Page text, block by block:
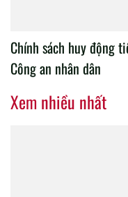
Chính sách huy động
Công an nhân dân
Xem nhiều nhất